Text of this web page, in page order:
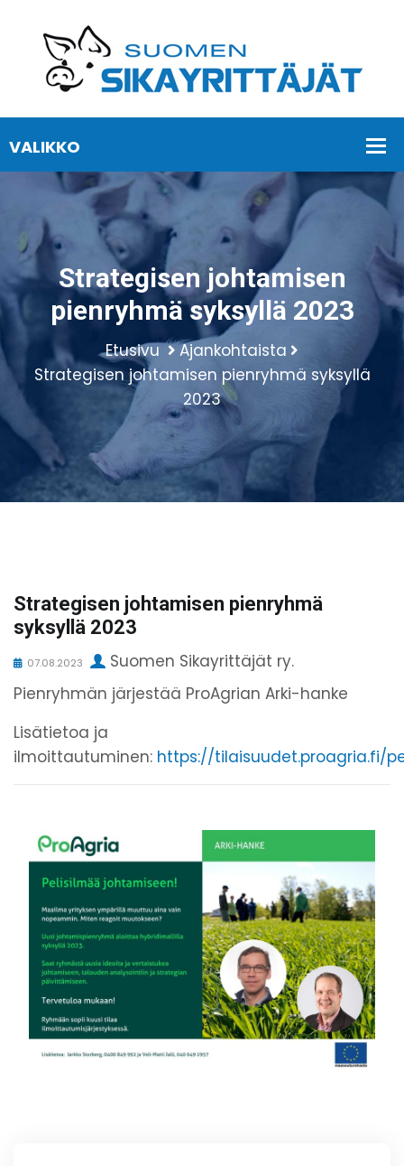
Strategisen johtamisen
pienryhmä syksyllä 2023
Etusivu
Ajankohtaista
Strategisen johtamisen pienryhmä syksyllä
2023
Strategisen johtamisen pienryhmä
syksyllä 2023
07.08.2023
Suomen Sikayrittäjät ry.
Pienryhmän järjestää ProAgrian Arki-hanke
Lisätietoa ja
ilmoittautuminen: https://tilaisuudet.proagria.fi/